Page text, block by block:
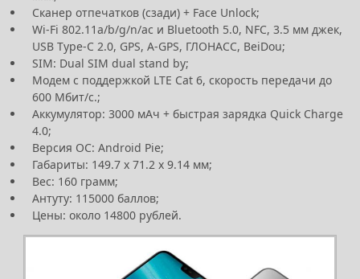
Сканер отпечатков (сзади) + Face Unlock;
Wi-Fi 802.11a/b/g/n/ac и Bluetooth 5.0, NFC, 3.5 мм джек,
USB Type-C 2.0, GPS, A-GPS, ГЛОНАСС, BeiDou;
SIM: Dual SIM dual stand by;
Модем с поддержкой LTE Cat 6, скорость передачи до
600 Мбит/с.;
Аккумулятор: 3000 мАч + быстрая зарядка Quick Charge
4.0;
Версия ОС: Android Pie;
Габариты: 149.7 х 71.2 х 9.14 мм;
Вес: 160 грамм;
Антуту: 115000 баллов;
Цены: около 14800 рублей.